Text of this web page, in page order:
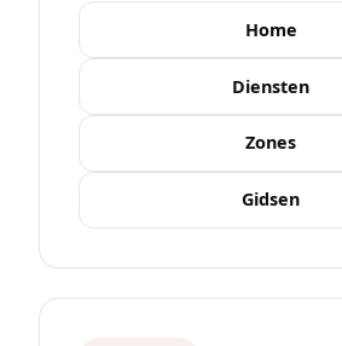
Home
Diensten
Zones
Gidsen